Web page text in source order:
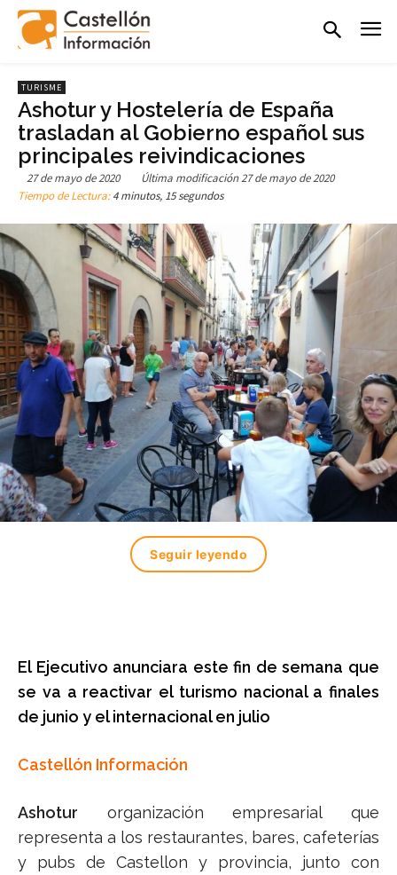
TURISME
Ashotur y Hostelería de España
trasladan al Gobierno español sus
principales reivindicaciones
27 de mayo de 2020 Última modificación27 de mayo de 2020
Tiempo de Lectura:4 minutos, 15 segundos
Seguir leyendo
El Ejecutivo anunciara este fin de semana que
se va a reactivar el turismo nacional a finales
de junio y el internacional en julio
Castellón Información
Ashotur organización empresarial que
representa a los restaurantes, bares, cafeterías
y pubs de Castellon y provincia, junto con